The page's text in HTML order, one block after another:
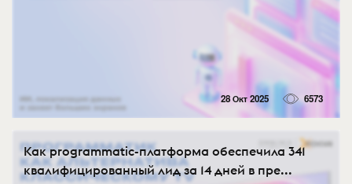
28 Окт 2025 6573
Как programmatic-платформа обеспечила 341
квалифицированный лид за 14 дней в пре...